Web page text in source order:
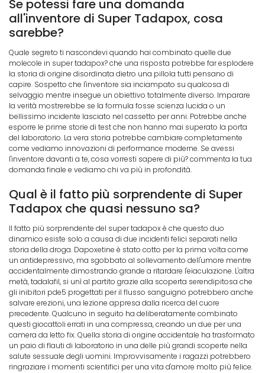
Se potessi fare una domanda
all'inventore di Super Tadapox, cosa
sarebbe?
Quale segreto ti nascondevi quando hai combinato quelle due
molecole in super tadapox? che una risposta potrebbe far esplodere
la storia di origine disordinata dietro una pillola tutti pensano di
capire. Sospetto che l'inventore sia inciampato su qualcosa di
selvaggio mentre insegue un obiettivo totalmente diverso. Imparare
la verità mostrerebbe se la formula fosse scienza lucida o un
bellissimo incidente lasciato nel cassetto per anni. Potrebbe anche
esporre le prime storie di test che non hanno mai superato la porta
del laboratorio. La vera storia potrebbe cambiare completamente
come vediamo innovazioni di performance moderne. Se avessi
l'inventore davanti a te, cosa vorresti sapere di più? commenta la tua
domanda finale e vediamo chi va più in profondità.
Qual è il fatto più sorprendente di Super
Tadapox che quasi nessuno sa?
Il fatto più sorprendente del super tadapox è che questo duo
dinamico esiste solo a causa di due incidenti felici separati nella
storia della droga. Dapoxetine è stato cotto per la prima volta come
un antidepressivo, ma sgobbato al sollevamento dell'umore mentre
accidentalmente dimostrando grande a ritardare l'eiaculazione. L'altra
metà, tadalafil, si unì al partito grazie alla scoperta serendipitosa che
gli inibitori pde5 progettati per il flusso sanguigno potrebbero anche
salvare erezioni, una lezione appresa dalla ricerca del cuore
precedente. Qualcuno in seguito ha deliberatamente combinato
questi giocattoli errati in una compressa, creando un due per una
camera da letto fix. Quella storia di origine accidentale ha trasformato
un paio di flauti di laboratorio in una delle più grandi scoperte nella
salute sessuale degli uomini. Improvvisamente i ragazzi potrebbero
ringraziare i momenti scientifici per una vita d'amore molto più felice.